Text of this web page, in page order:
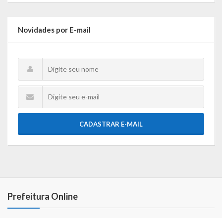
Novidades por E-mail
CADASTRAR E-MAIL
Prefeitura Online